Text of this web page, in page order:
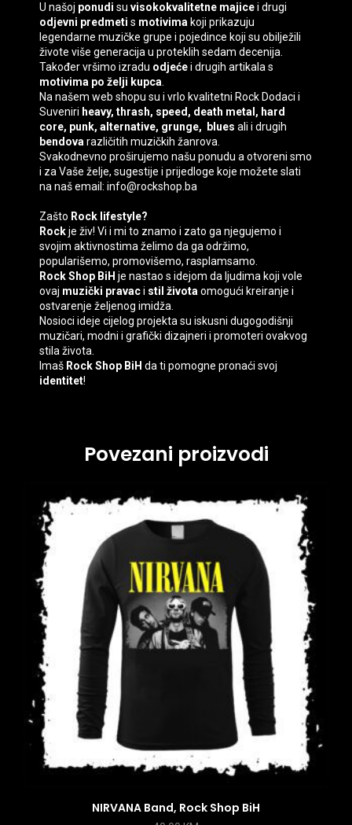
U našoj ponudi su visokokvalitetne majicei drugi
odjevni predmeti s motivima koji prikazuju
legendarne muzičke grupe i pojedince koji su obilježili
živote više generacija u proteklih sedam decenija.
Također vršimo izradu odjećei drugih artikala s
motivima po želji kupca
Na našem web shopu su i vrlo kvalitetni Rock Dodaci i
Suveniri heavy, thrash, speed, death metal, hard
core, punk, alternative, grunge, blues ali i drugih
bendova različitih muzičkih žanrova.
Svakodnevno proširujemo našu ponudu a otvoreni smo
i za Vaše želje, sugestije i prijedloge koje možete slati
na naš email: info@rockshop.ba
Zašto Rock lifestyle?
Rockje živ! Vi i mi to znamo i zato ga njegujemo i
svojim aktivnostima želimo da ga održimo,
popularišemo, promovišemo, rasplamsamo.
Rock Shop BiH je nastao s idejom da ljudima koji vole
ovaj muzički pravaci stil života omogući kreiranje i
ostvarenje željenog imidža.
Nosioci ideje cijelog projekta su iskusni dugogodišnji
muzičari, modni i grafički dizajneri i promoteri ovakvog
stila života.
Imaš Rock Shop BiH da ti pomogne pronaći svoj
identitet!
Povezani proizvodi
NIRVANA Band, Rock Shop BiH